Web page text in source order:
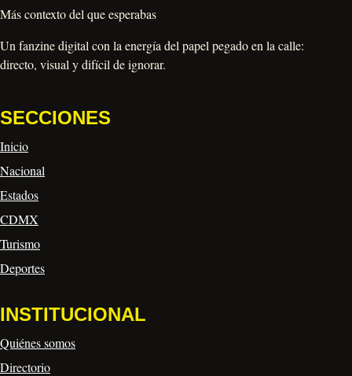
Más contexto del que esperabas
Un fanzine digital con la energía del papel pegado en la calle:
directo, visual y difícil de ignorar.
SECCIONES
Inicio
Nacional
Estados
CDMX
Turismo
Deportes
INSTITUCIONAL
Quiénes somos
Directorio